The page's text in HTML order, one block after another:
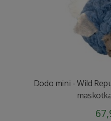
Dodo mini - Wild